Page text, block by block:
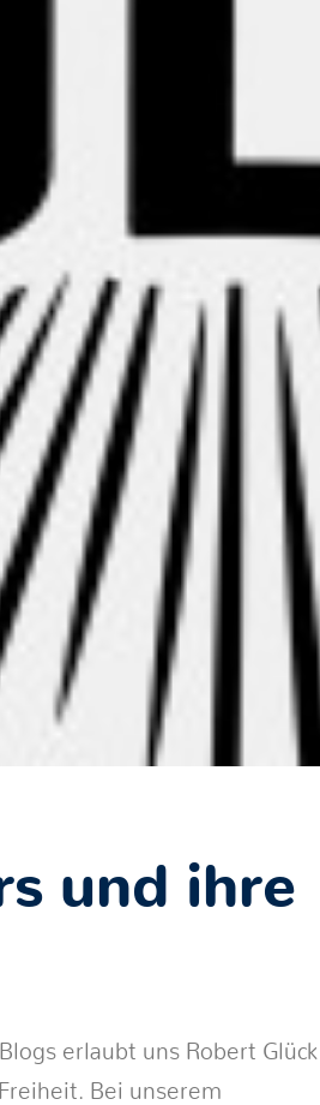
und ihre
erlaubt uns Robert Glück
Bei unserem